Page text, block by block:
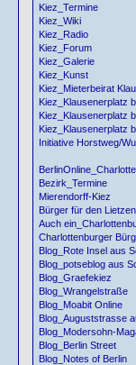
Kiez_Termine
Kiez_Wiki
Kiez_Radio
Kiez_Forum
Kiez_Galerie
Kiez_Kunst
Kiez_Mieterbeirat
Kiez_Klausenerplatz
Kiez_Klausenerplatz
Kiez_Klausenerplatz
Initiative Horstweg/
Bezirk_Termine
Mierendorff-Kiez
Bürger für den
Auch
Charlottenburger
Blog_Rote Insel aus
Blog_potseblog aus
Blog_Graefekiez
Blog_Wrangelstraße
Blog_Moabit Online
Blog_Auguststrasse
Blog_Modersohn-
Blog_Berlin Street
Blog_Notes of Berlin